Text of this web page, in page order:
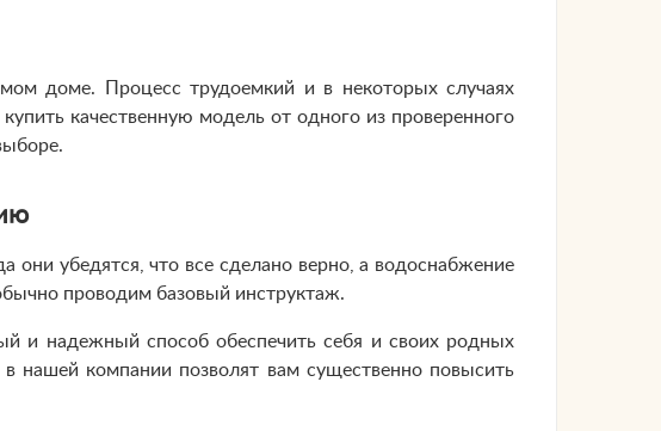
доме. Процесс трудоемкий и в некоторых случаях
качественную модель от одного из проверенного
они убедятся, что все сделано верно, а водоснабжение
проводим базовый инструктаж.
и надежный способ обеспечить себя и своих родных
нашей компании позволят вам существенно повысить